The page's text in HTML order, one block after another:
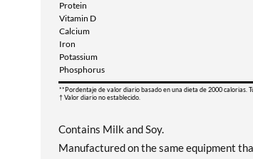
Protein
Vitamin D
Calcium
Iron
Potassium
Phosphorus
**Pordentaje de valor diario basado en una dieta de 2000 calorias.
† Valor diario no establecido.
Contains Milk and Soy.
Manufactured on the same equipment